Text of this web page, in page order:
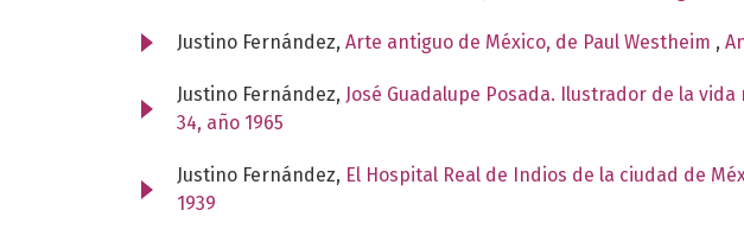
Justino Fernández, Arte antiguo de México, de Paul Westheim ,
Justino Fernández, José Guadalupe Posada. Ilustrador de la vida
34, año 1965
Justino Fernández, El Hospital Real de Indios de la ciudad de
1939